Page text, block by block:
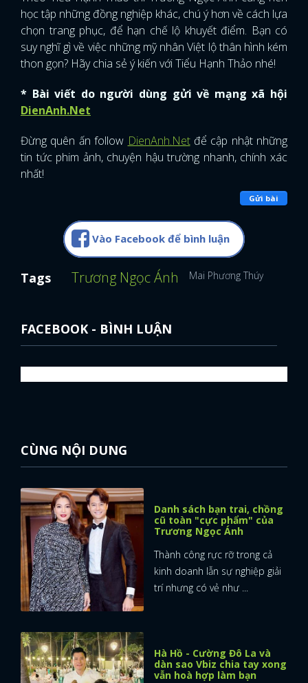
FACEBOOK GOOGLE
học tập những đồng nghiệp khác, chú ý hơn về cách lựa
chọn trang phục, để hạn chế lộ khuyết điểm. Bạn có
suy nghĩ gì về việc những mỹ nhân Việt lộ thân hình kém
thon gọn? Hãy chia sẻ ý kiến với Tiểu Hạnh Thảo nhé!
* Bài viết do người dùng gửi về mạng xã hội
DienAnh.Net
Đừng quên ấn follow DienAnh.Netđể cập nhật những
tin tức phim ảnh, chuyện hậu trường nhanh, chính xác
nhất!
Gửi bài
Vào Facebook để bình luận
Tags Trương Ngọc Ánh Mai Phương Thúy
FACEBOOK - BÌNH LUẬN
CÙNG NỘI DUNG
Danh sách bạn trai, chồng
cũ toàn "cực phẩm" của
Trương Ngọc Ánh
Thành công rực rỡ trong cả
kinh doanh lẫn sự nghiệp giải
trí nhưng có vẻ như ...
Hà Hồ - Cường Đô La và
dàn sao Vbiz chia tay xong
vẫn hoà hợp làm bạn